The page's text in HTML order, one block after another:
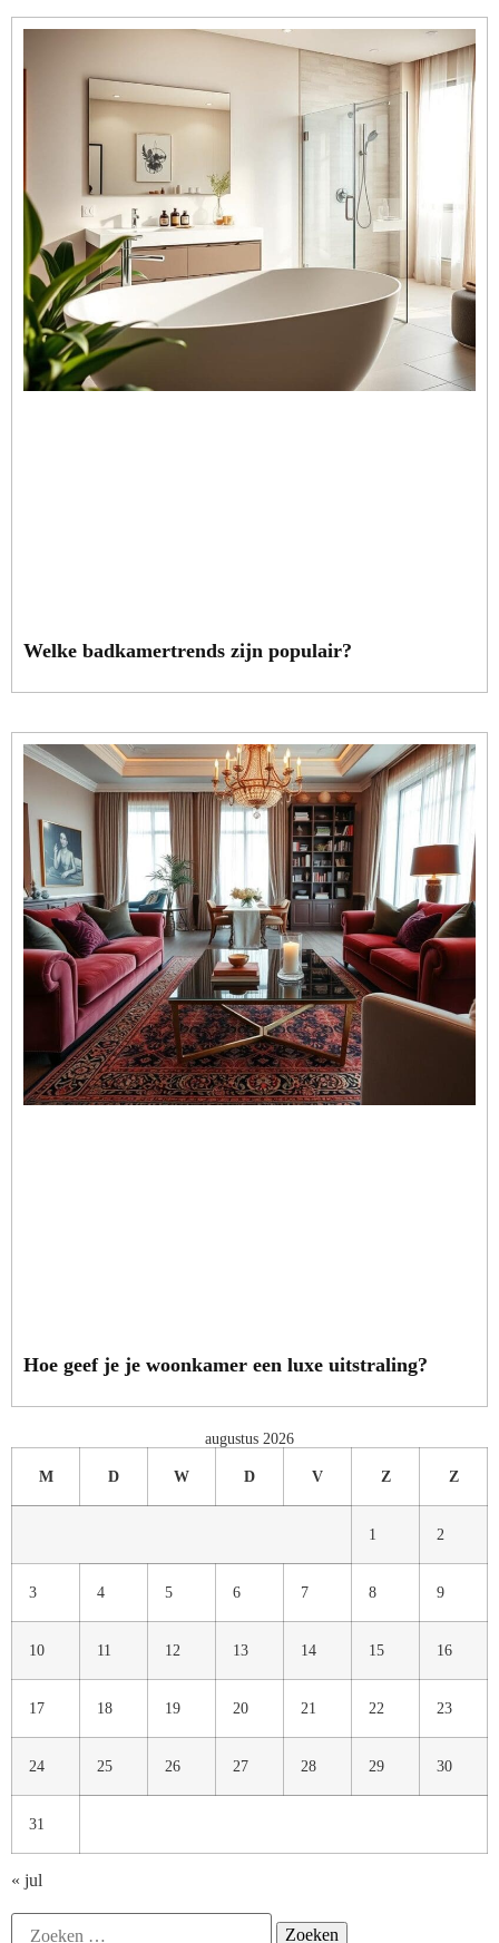
Welke badkamertrends zijn populair?
Hoe geef je je woonkamer een luxe uitstraling?
augustus 2026
M D W D V Z Z
1 2
3 4 5 6 7 8 9
10 11 12 13 14 15 16
17 18 19 20 21 22 23
24 25 26 27 28 29 30
31
« jul